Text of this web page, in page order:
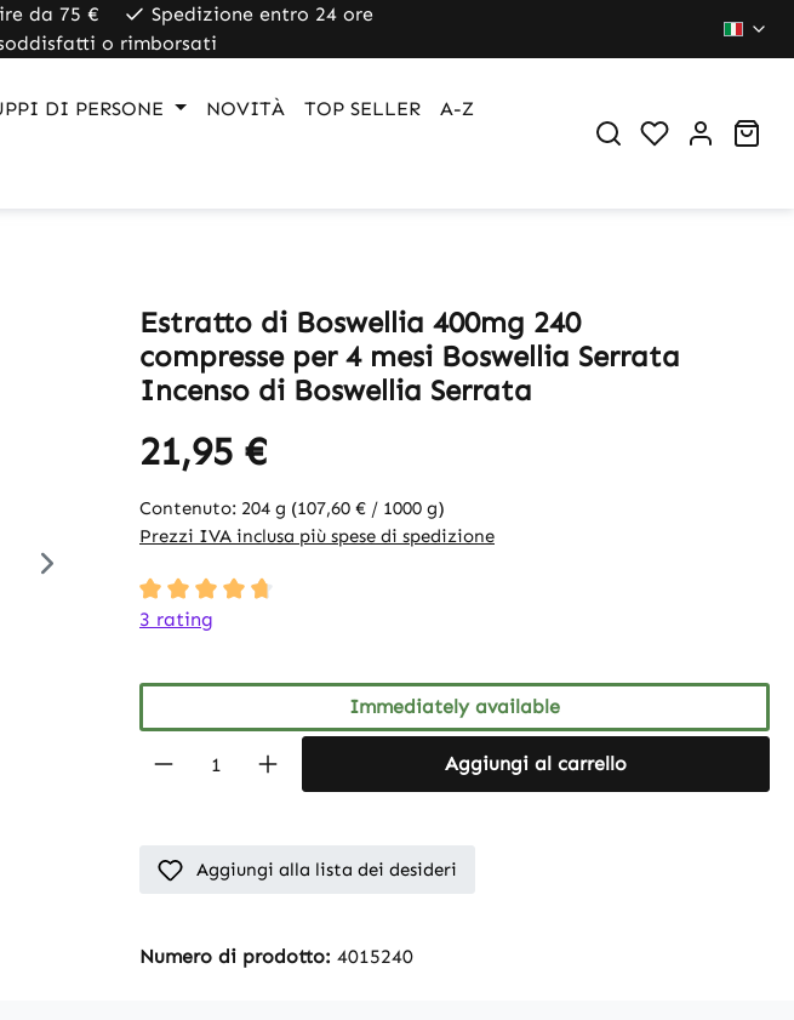
da 75 €
Spedizione entro 24 ore
o rimborsati
DI PERSONE NOVITÀ TOP SELLER A-Z
Estratto di Boswellia 400mg 240
compresse per 4 mesi Boswellia Serrata
Incenso di Boswellia Serrata
21,95 €
Contenuto: 204 g (107,60 € / 1000 g)
Prezzi IVA inclusa più spese di spedizione
Average rating of 4.67 out of 5 stars
3 rating
Immediately available
Product Quantity: Enter the desired amount
Aggiungi al carrello
Aggiungi alla lista dei desideri
Numero di prodotto: 4015240